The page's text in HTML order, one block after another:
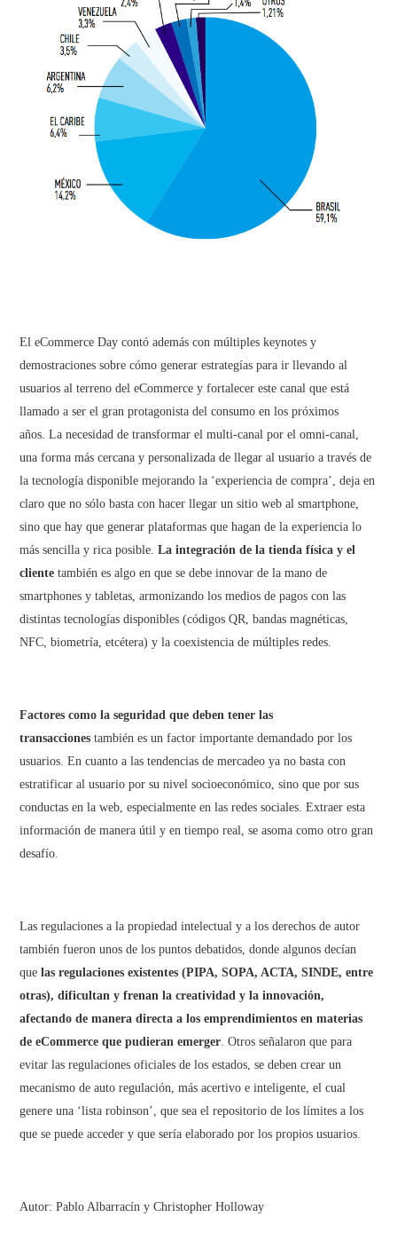
El eCommerce Day contó además con múltiples keynotes y
demostraciones sobre cómo generar estrategías para ir llevando al
usuarios al terreno del eCommerce y fortalecer este canal que está
llamado a ser el gran protagonista del consumo en los próximos
años. La necesidad de transformar el multi-canal por el omni-canal,
una forma más cercana y personalizada de llegar al usuario a través de
la tecnología disponible mejorando la ‘experiencia de compra’, deja en
claro que no sólo basta con hacer llegar un sitio web al smartphone,
sino que hay que generar plataformas que hagan de la experiencia lo
más sencilla y rica posible.La integración de la tienda física y el
cliente también es algo en que se debe innovar de la mano de
smartphones y tabletas, armonizando los medios de pagos con las
distintas tecnologías disponibles (códigos QR, bandas magnéticas,
NFC, biometría, etcétera) y la coexistencia de múltiples redes.
Factores como la seguridad que deben tener las
transacciones también es un factor importante demandado por los
usuarios. En cuanto a las tendencias de mercadeo ya no basta con
estratificar al usuario por su nivel socioeconómico, sino que por sus
conductas en la web, especialmente en las redes sociales. Extraer esta
información de manera útil y en tiempo real, se asoma como otro gran
desafío.
Las regulaciones a la propiedad intelectual y a los derechos de autor
también fueron unos de los puntos debatidos, donde algunos decían
quelas regulaciones existentes (PIPA, SOPA, ACTA, SINDE, entre
otras), dificultan y frenan la creatividad y la innovación,
afectando de manera directa a los emprendimientos en materias
de eCommerce que pudieran emerger. Otros señalaron que para
evitar las regulaciones oficiales de los estados, se deben crear un
mecanismo de auto regulación, más acertivo e inteligente, el cual
genere una ‘lista robinson’, que sea el repositorio de los límites a los
que se puede acceder y que sería elaborado por los propios usuarios.
Autor: Pablo Albarracín y Christopher Holloway